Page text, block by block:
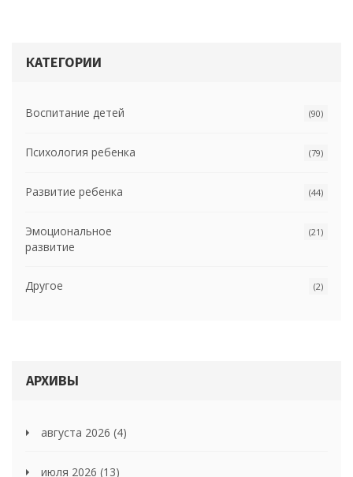
КАТЕГОРИИ
Воспитание детей (90)
Психология ребенка (79)
Развитие ребенка (44)
Эмоциональное
развитие
(21)
Другое (2)
АРХИВЫ
августа 2026 (4)
июля 2026 (13)